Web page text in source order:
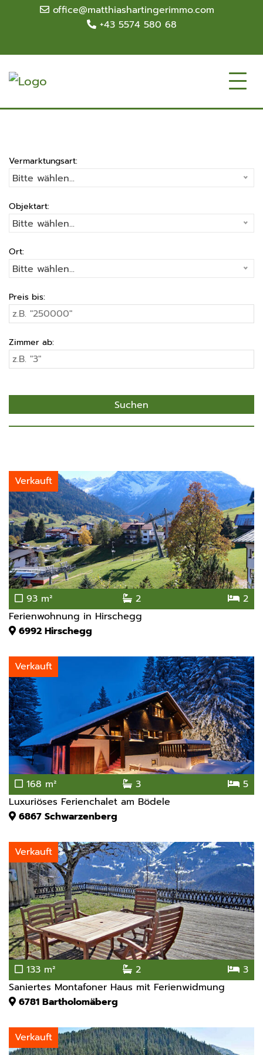
office@matthiashartingerimmo.com
+43 5574 580 68
Vermarktungsart:
Bitte wählen...
Objektart:
Bitte wählen...
Ort:
Bitte wählen...
Preis bis:
Zimmer ab:
Verkauft
93 m² 2
2
Ferienwohnung in Hirschegg
6992 Hirschegg
Verkauft
168 m² 3
5
Luxuriöses Ferienchalet am Bödele
6867 Schwarzenberg
Verkauft
133 m² 2
3
Saniertes Montafoner Haus mit Ferienwidmung
6781 Bartholomäberg
Verkauft